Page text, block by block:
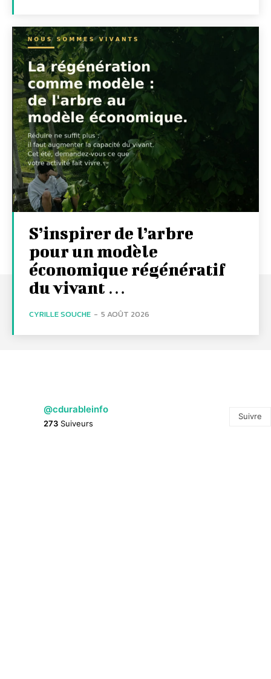
S’inspirer de l’arbre
pour un modèle
économique régénératif
du vivant …
CYRILLE SOUCHE - 5 AOÛT 2026
@cdurableinfo
273 Suiveurs
Suivre